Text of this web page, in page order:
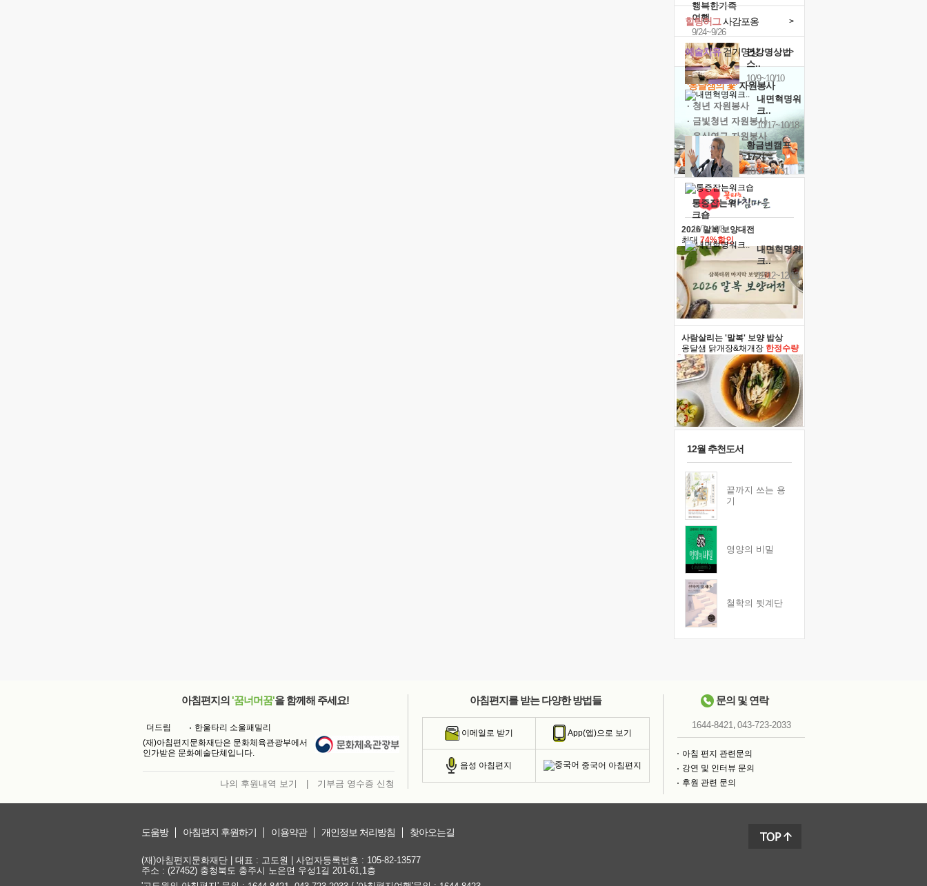
행복한가족
여행
9/24~9/26
건강명상법
스..
10/9~10/10
내면혁명워
크..
10/17~10/18
황금변캠프
17기
10/30~10/31
통증잡는워
크숍
11/7~11/8
내면혁명워
크..
12/12~12/13
예술치유걷기명상 >
힐링허그사감포옹 >
'옹달샘의 꽃'자원봉사
· 청년 자원봉사
· 금빛청년 자원봉사
· 음식연구 자원봉사
2026 말복 보양대전
최대 74%할인
사람살리는 '말복' 보양 밥상
옹달샘 닭개장&채개장 한정수량
12월 추천도서
끝까지 쓰는 용
기
영양의 비밀
철학의 뒷계단
아침편지의 '꿈너머꿈'을 함께해 주세요!
더드림
한울타리 소울패밀리
(재)아침편지문화재단은 문화체육관광부에서
인가받은 문화예술단체입니다.
나의 후원내역 보기 기부금 영수증 신청
아침편지를 받는 다양한 방법들
이메일로 받기 App(앱)으로 보기
음성 아침편지 중국어 아침편지
문의 및 연락
1644-8421, 043-723-2033
아침 편지 관련문의
강연 및 인터뷰 문의
후원 관련 문의
도움방 아침편지 후원하기 이용약관 개인정보 처리방침 찾아오는길
(재)아침편지문화재단 | 대표 : 고도원 | 사업자등록번호 : 105-82-13577
주소 : (27452) 충청북도 충주시 노은면 우성1길 201-61,1층